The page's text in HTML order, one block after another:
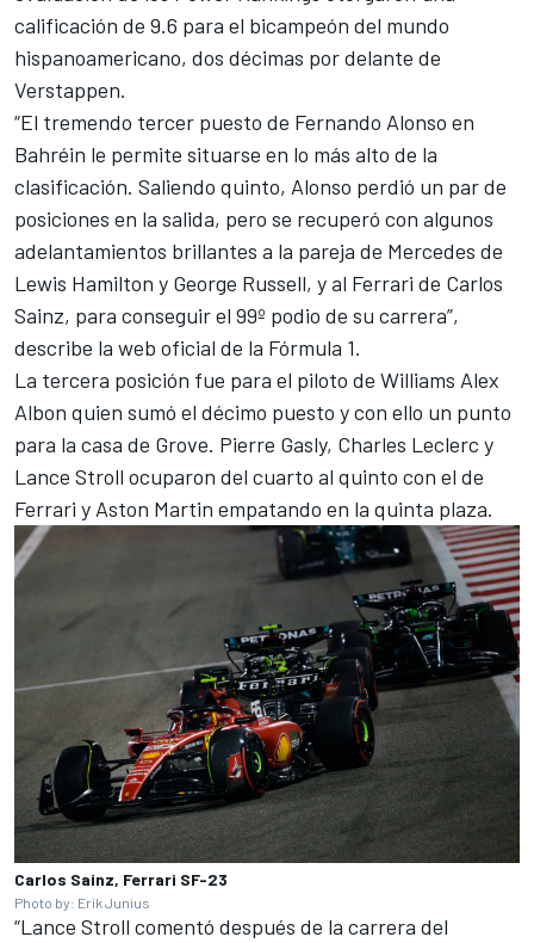
calificación de 9.6 para el bicampeón del mundo
hispanoamericano, dos décimas por delante de
Verstappen.
“El tremendo tercer puesto de Fernando Alonso en
Bahréin le permite situarse en lo más alto de la
clasificación. Saliendo quinto, Alonso perdió un par de
posiciones en la salida, pero se recuperó con algunos
adelantamientos brillantes a la pareja de Mercedes de
Lewis Hamilton y George Russell, y al Ferrari de Carlos
Sainz, para conseguir el 99º podio de su carrera”,
describe la web oficial de la Fórmula 1.
La tercera posición fue para el piloto de Williams Alex
Albon quien sumó el décimo puesto y con ello un punto
para la casa de Grove. Pierre Gasly, Charles Leclerc y
Lance Stroll ocuparon del cuarto al quinto con el de
Ferrari y Aston Martin empatando en la quinta plaza.
Carlos Sainz, Ferrari SF-23
Photo by: Erik Junius
“Lance Stroll comentó después de la carrera del